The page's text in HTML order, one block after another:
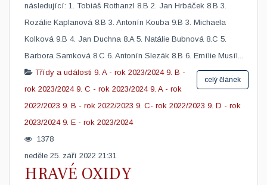
následující: 1. Tobiáš Rothanzl 8.B 2. Jan Hrbáček 8.B 3.
Rozálie Kaplanová 8.B 3. Antonín Kouba 9.B 3. Michaela
Kolková 9.B 4. Jan Duchna 8.A 5. Natálie Bubnová 8.C 5.
Barbora Samková 8.C 6. Antonín Slezák 8.B 6. Emílie Musíl...
celý článek
Třídy a události 9. A - rok 2023/2024 9. B -
rok 2023/2024 9. C - rok 2023/2024 9. A - rok
2022/2023 9. B - rok 2022/2023 9. C- rok 2022/2023 9. D - rok
2023/2024 9. E - rok 2023/2024
1378
neděle 25. září 2022 21:31
HRAVÉ OXIDY